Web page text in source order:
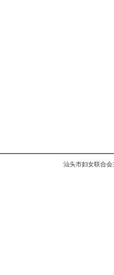
汕头市妇女联合